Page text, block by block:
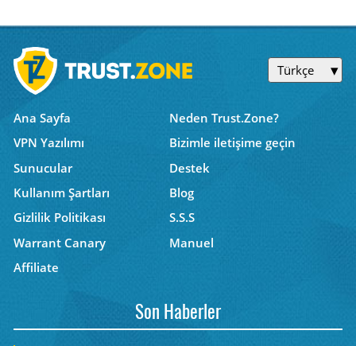
Türkçe
Ana Sayfa
Neden Trust.Zone?
VPN Yazılımı
Bizimle iletişime geçin
Sunucular
Destek
Kullanım Şartları
Blog
Gizlilik Politikası
S.S.S
Warrant Canary
Manuel
Affiliate
Son Haberler